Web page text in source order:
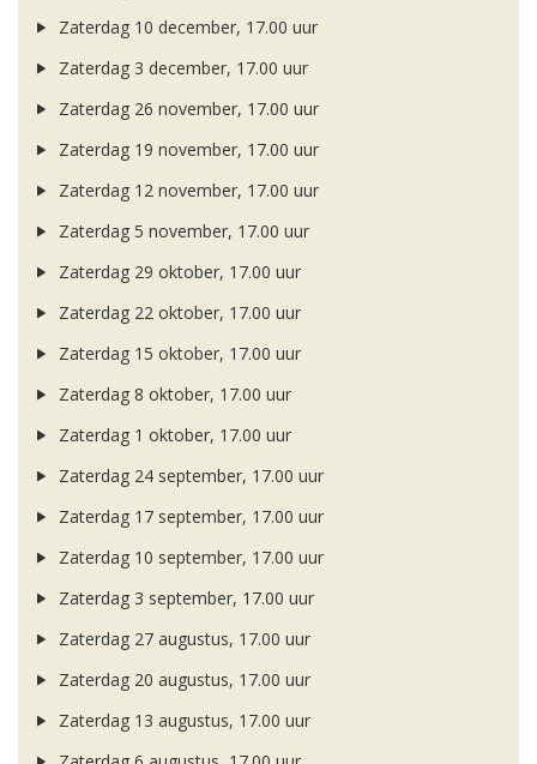
Zaterdag 10 december, 17.00 uur
Zaterdag 3 december, 17.00 uur
Zaterdag 26 november, 17.00 uur
Zaterdag 19 november, 17.00 uur
Zaterdag 12 november, 17.00 uur
Zaterdag 5 november, 17.00 uur
Zaterdag 29 oktober, 17.00 uur
Zaterdag 22 oktober, 17.00 uur
Zaterdag 15 oktober, 17.00 uur
Zaterdag 8 oktober, 17.00 uur
Zaterdag 1 oktober, 17.00 uur
Zaterdag 24 september, 17.00 uur
Zaterdag 17 september, 17.00 uur
Zaterdag 10 september, 17.00 uur
Zaterdag 3 september, 17.00 uur
Zaterdag 27 augustus, 17.00 uur
Zaterdag 20 augustus, 17.00 uur
Zaterdag 13 augustus, 17.00 uur